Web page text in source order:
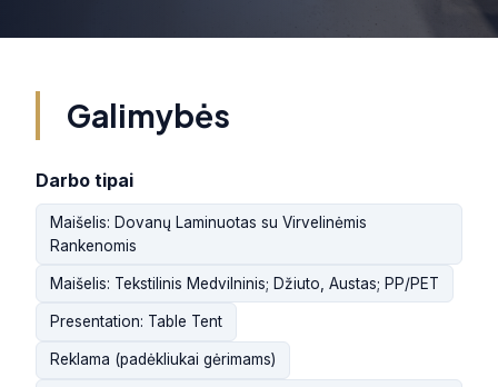
Galimybės
Darbo tipai
Maišelis: Dovanų Laminuotas su Virvelinėmis
Rankenomis
Maišelis: Tekstilinis Medvilninis; Džiuto, Austas; PP/PET
Presentation: Table Tent
Reklama (padėkliukai gėrimams)